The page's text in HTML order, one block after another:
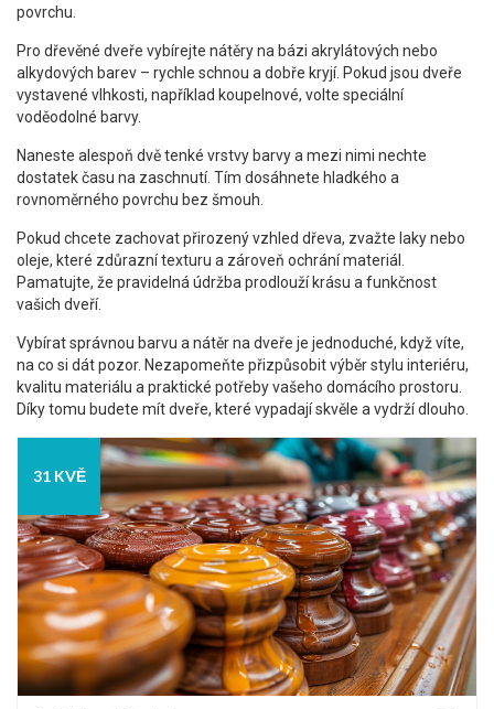
povrchu.
Pro dřevěné dveře vybírejte nátěry na bázi akrylátových nebo
alkydových barev – rychle schnou a dobře kryjí. Pokud jsou dveře
vystavené vlhkosti, například koupelnové, volte speciální
voděodolné barvy.
Naneste alespoň dvě tenké vrstvy barvy a mezi nimi nechte
dostatek času na zaschnutí. Tím dosáhnete hladkého a
rovnoměrného povrchu bez šmouh.
Pokud chcete zachovat přirozený vzhled dřeva, zvažte laky nebo
oleje, které zdůrazní texturu a zároveň ochrání materiál.
Pamatujte, že pravidelná údržba prodlouží krásu a funkčnost
vašich dveří.
Vybírat správnou barvu a nátěr na dveře je jednoduché, když víte,
na co si dát pozor. Nezapomeňte přizpůsobit výběr stylu interiéru,
kvalitu materiálu a praktické potřeby vašeho domácího prostoru.
Díky tomu budete mít dveře, které vypadají skvěle a vydrží dlouho.
31 KVĚ